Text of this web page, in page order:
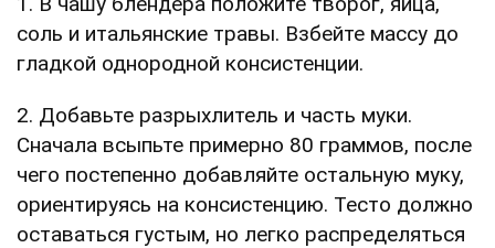
соль и итальянские травы. Взбейте массу до
гладкой однородной консистенции.
2. Добавьте разрыхлитель и часть муки.
Сначала всыпьте примерно 80 граммов, после
чего постепенно добавляйте остальную муку,
ориентируясь на консистенцию. Тесто должно
оставаться густым, но легко распределяться